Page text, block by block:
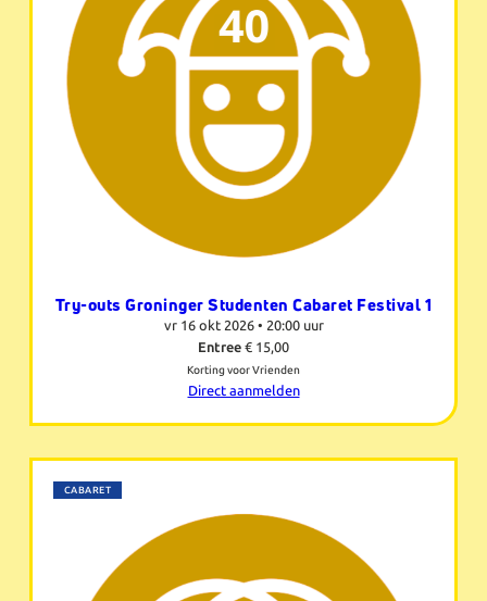
Try-outs Groninger Studenten Cabaret Festival 1
vr 16 okt 2026 • 20:00 uur
Entree € 15,00
Korting voor Vrienden
Direct aanmelden
CABARET